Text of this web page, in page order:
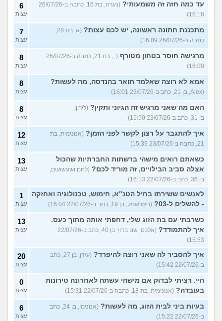
עד כמה חזה זה משמעותי?
(נערה, בת 16, כתבה ב-26/07/26
16:18)
6
עצות
מתכננת חתונה ראשונה, יש לכם עצות?
(א, בת 28,
כתבה ב-26/07/26 16:09)
7
עצות
מרגישה חוסר בטחון מטורף
(.., בת 21, כתבה ב-26/07/26
16:00)
8
עצות
אמא לא רוצה שאלמד תואר בהנדסה, מה לעשות?
(Alex, בן 21, כתב ב-23/07/26 16:01)
8
עצות
האם מה שאני מרגיש זה הגיוני ותקין? (לירון,
בן 31, כתב ב-23/07/26 15:50)
8
עצות
איך להתגבר על רצון לקשר לפני הזמן? (אנונימית, בת
21, כתבה ב-23/07/26 15:39)
12
עצות
כשאתם רואים מישהי ברשתות החברתיות שהכול
אצלה סביב הבילויים, זה מוריד לכם? (לחם ושעשועים,
בן 36, כתב ב-22/07/26 16:13)
13
עצות
לאנשים ששירתו בחיל הטנ"א, חימוש, טכנולוגיה ואחזקה
- להשלים ל-03?
(חימושניק, בן 19, כתב ב-22/07/26 16:04)
1
עצות
כשרבתי עם בת הזוג שלי, דחפתי אותה מתוך כעס.
איך להתמודד?
(אלכס, שם בדוי, בן 40, כתב ב-22/07/26
15:53)
13
עצות
איך להסביר לה שאני רוצה להיפרד?
(עידן, בן 27, כתב
ב-22/07/26 15:42)
20
עצות
היי. רציתי לבדוק אם מישהי עשתה לאחרונה טירונות
בעובדה? (אנונימית, בת 18, כתבה ב-22/07/26 15:31)
0
עצות
בעיות ביני לבית הזוג, מה לעשות?
(אנונימי, בן 24, כתב
ב-22/07/26 15:22)
6
עצות